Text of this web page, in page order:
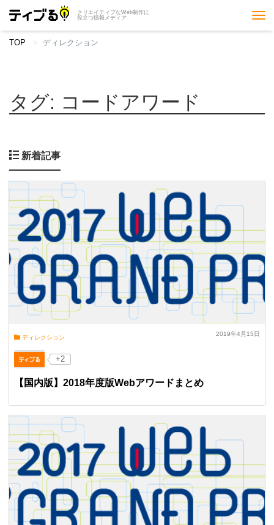
クリエイティブなWeb制作に
役立つ情報メディア
TOP ディレクション
タグ: コードアワード
新着記事
2019年4月15日
ディレクション
+2
【国内版】2018年度版Webアワードまとめ